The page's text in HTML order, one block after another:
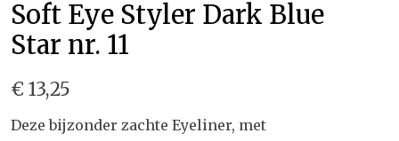
Soft Eye Styler Dark Blue
Star nr. 11
€ 13,25
Deze bijzonder zachte Eyeliner, met